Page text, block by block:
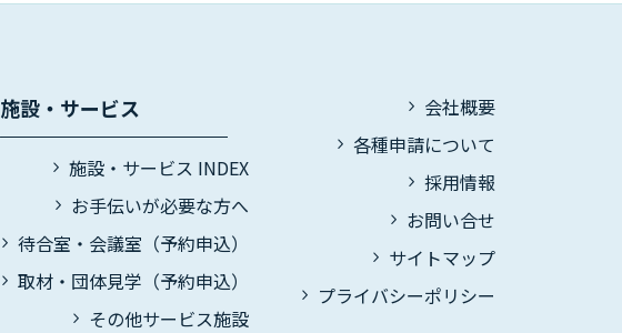
施設・サービス
施設・サービス INDEX
お手伝いが必要な方へ
待合室・会議室（予約申込）
取材・団体見学（予約申込）
その他サービス施設
会社概要
各種申請について
採用情報
お問い合せ
サイトマップ
プライバシーポリシー